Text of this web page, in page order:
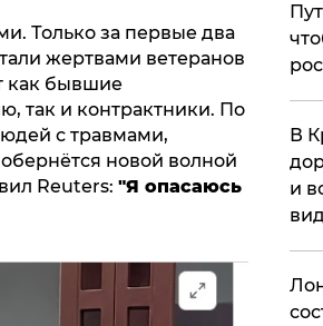
Только за первые два
жертвами ветеранов
как бывшие
так и контрактники. По
с травмами,
новой волной
Reuters: "Я опасаюсь
В
и